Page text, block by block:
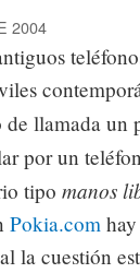
2004
llamada un
por un
tipo manos
Pokia.com
la cuestión